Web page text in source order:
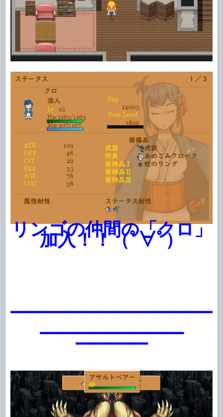
リンゴの仲間の「クロ」
加入！！（ﾟ∀ﾟ）
━━━━━━━━
━━━━